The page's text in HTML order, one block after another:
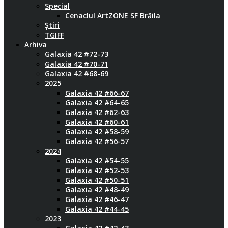
Special
Cenaclul ArtZONE SF Brăila
Știri
TGIFF
Arhiva
Galaxia 42 #72-73
Galaxia 42 #70-71
Galaxia 42 #68-69
2025
Galaxia 42 #66-67
Galaxia 42 #64-65
Galaxia 42 #62-63
Galaxia 42 #60-61
Galaxia 42 #58-59
Galaxia 42 #56-57
2024
Galaxia 42 #54-55
Galaxia 42 #52-53
Galaxia 42 #50-51
Galaxia 42 #48-49
Galaxia 42 #46-47
Galaxia 42 #44-45
2023